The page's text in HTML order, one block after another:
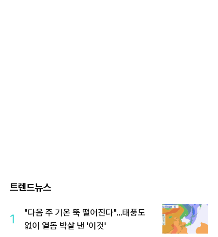
트렌드뉴스
1
"다음 주 기온 뚝 떨어진다"…태풍도
없이 열돔 박살 낸 '이것'